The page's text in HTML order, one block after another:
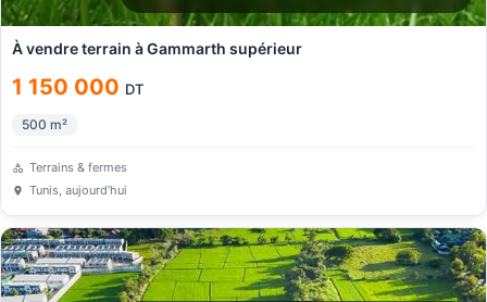
À vendre terrain à Gammarth supérieur
1 150 000 DT
500 m²
Terrains & fermes
Tunis, aujourd’hui